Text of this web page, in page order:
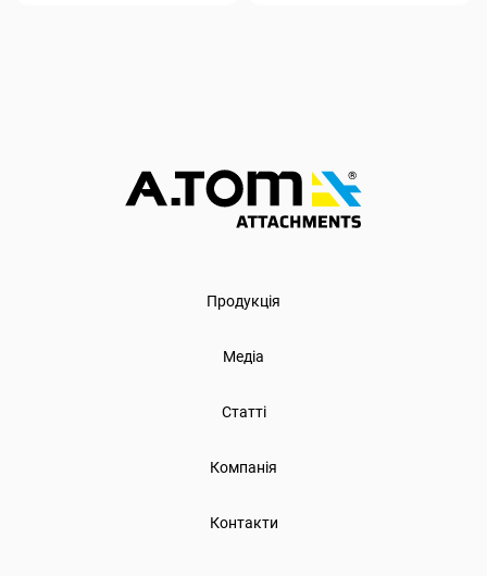
Продукція
Медіа
Статті
Компанія
Контакти